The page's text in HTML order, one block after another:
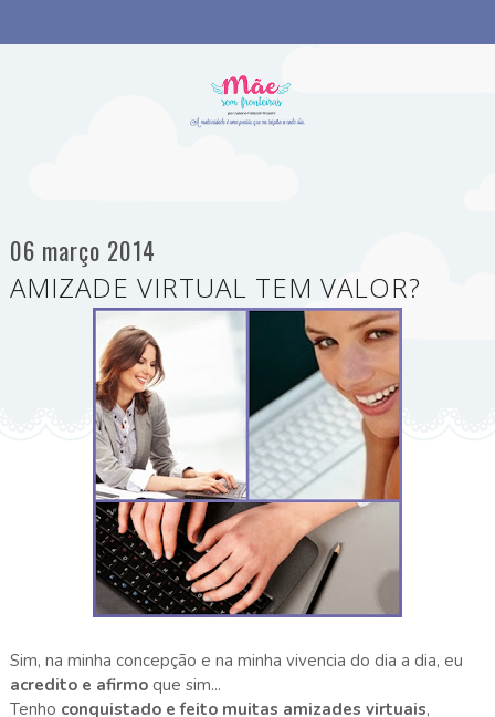
06 março 2014
AMIZADE VIRTUAL TEM VALOR?
Sim, na minha concepção e na minha vivencia do dia a dia, eu
acredito e afirmoque sim...
Tenho conquistado e feito muitas amizades virtuais,